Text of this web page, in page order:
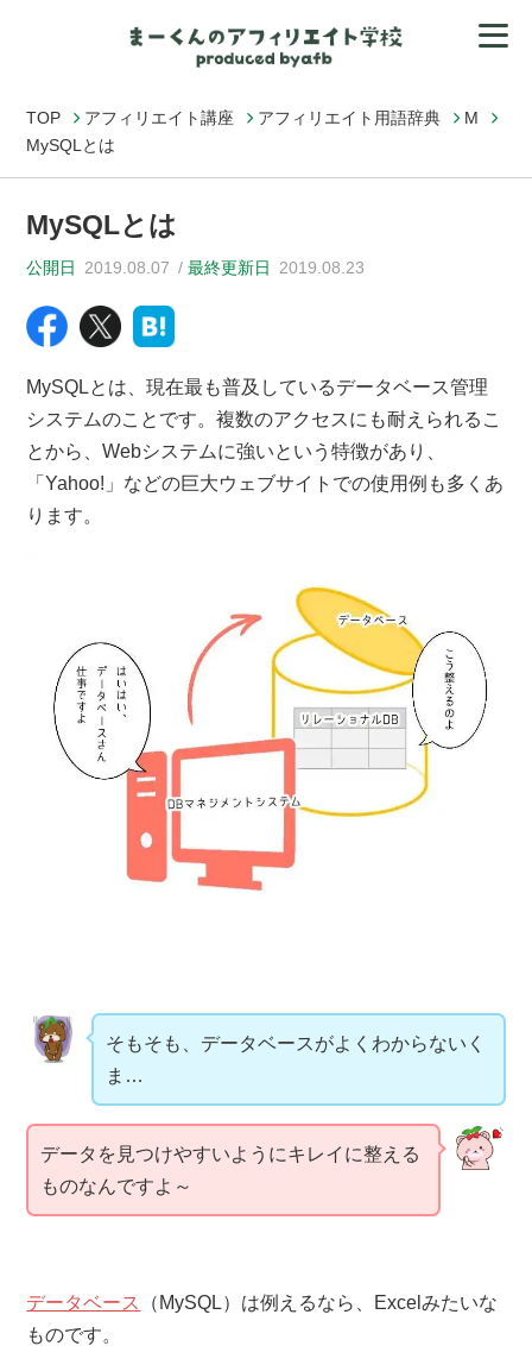
TOP アフィリエイト講座 アフィリエイト用語辞典
M
MySQLとは
MySQLとは
公開日 2019.08.07 最終更新日 2019.08.23
MySQLとは、現在最も普及しているデータベース管理
システムのことです。複数のアクセスにも耐えられるこ
とから、Webシステムに強いという特徴があり、
「Yahoo!」などの巨大ウェブサイトでの使用例も多くあ
ります。
そもそも、データベースがよくわからないく
ま…
データを見つけやすいようにキレイに整える
ものなんですよ～
データベース
（MySQL）は例えるなら、Excelみたいな
ものです。